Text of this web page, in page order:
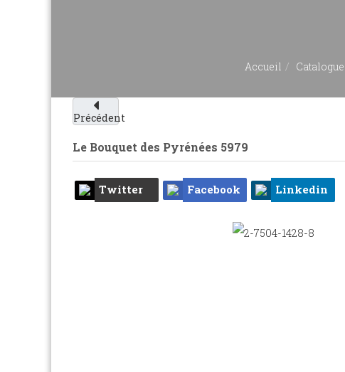
Accueil Catalogue
Précédent
Le Bouquet des Pyrénées 5979
Twitter Facebook Linkedin